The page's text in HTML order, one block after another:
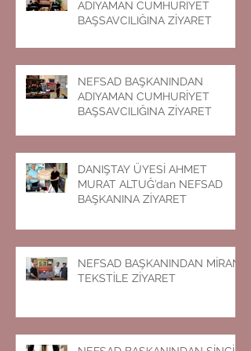
ADIYAMAN CUMHURİYET
BAŞSAVCILIĞINA ZİYARET
NEFSAD BAŞKANINDAN
ADIYAMAN CUMHURİYET
BAŞSAVCILIĞINA ZİYARET
DANIŞTAY ÜYESİ AHMET
MURAT ALTUĞ’dan NEFSAD
BAŞKANINA ZİYARET
NEFSAD BAŞKANINDAN MİRAN
TEKSTİLE ZİYARET